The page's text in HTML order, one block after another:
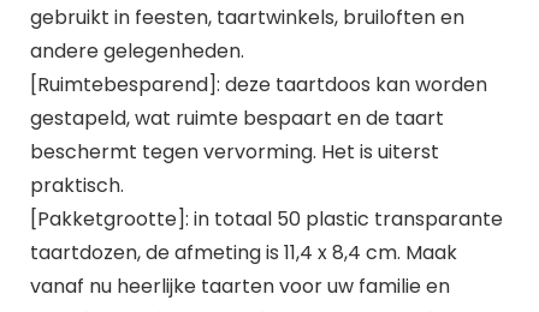
gebruikt in feesten, taartwinkels, bruiloften en
andere gelegenheden.
[Ruimtebesparend]: deze taartdoos kan worden
gestapeld, wat ruimte bespaart en de taart
beschermt tegen vervorming. Het is uiterst
praktisch.
[Pakketgrootte]: in totaal 50 plastic transparante
taartdozen, de afmeting is 11,4 x 8,4 cm. Maak
vanaf nu heerlijke taarten voor uw familie en